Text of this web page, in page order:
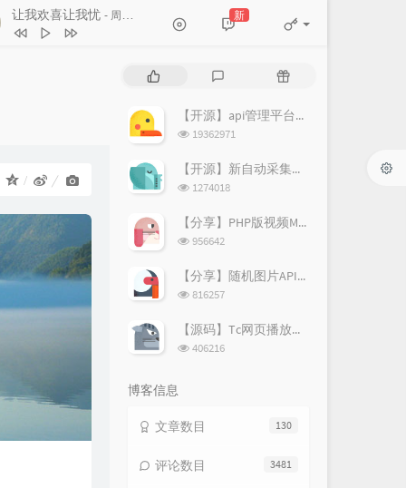
让我欢喜让我忧 - 周华健
郁可唯
周笔畅
遇到 方雅贤
新
章
评
论
随
文【开源】api管理平台源码v1.2
浏
次
数:
19362971
【开源】新自动采集影视CMS程序开源
浏
次
数:
1274018
【分享】PHP版视频M3U8切片上传阿里图床源码
浏
次
数:
956642
【分享】随机图片API源码（附新图片数据）
浏
次
数:
816257
【源码】Tc网页播放器个人增强版
浏
406216
博客信息
130
文章数目
3481
评论数目